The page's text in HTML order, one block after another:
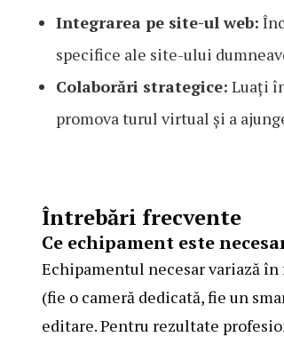
Integrarea pe site-ul web:
specifice ale site-ului
Colaborări strategice: Luați
promova turul virtual și a
Întrebări frecvente
Ce echipament este
Echipamentul necesar variază în
(fie o cameră dedicată, fie un
editare. Pentru rezultate